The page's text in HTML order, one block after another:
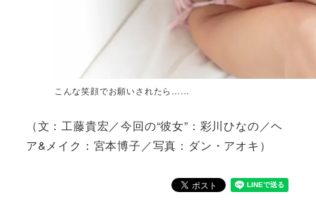
こんな笑顔でお願いされたら……
（文：工藤貴宏／今回の“彼女”：彩川ひなの／ヘ
ア&メイク：宮本博子／写真：ダン・アオキ）